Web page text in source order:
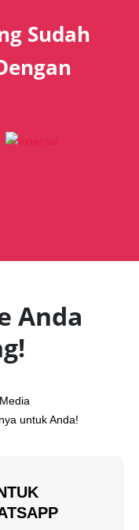
Sudah
Anda
untuk Anda!